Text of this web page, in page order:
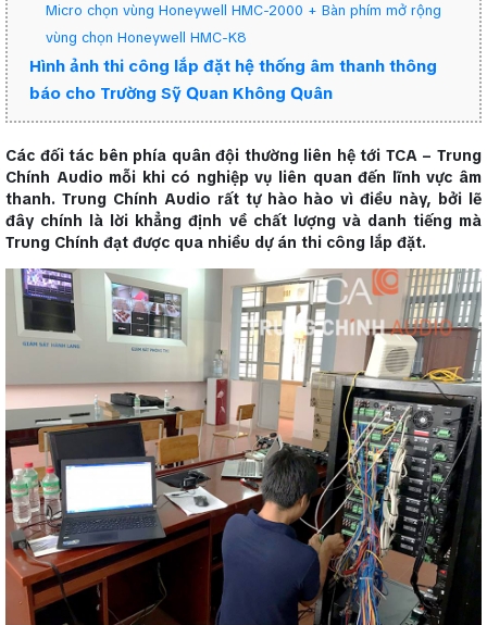
Micro chọn vùng Honeywell HMC-2000 + Bàn phím mở rộng
vùng chọn Honeywell HMC-K8
Hình ảnh thi công lắp đặt hệ thống âm thanh thông
báo cho Trường Sỹ Quan Không Quân
Các đối tác bên phía quân đội thường liên hệ tới TCA – Trung
Chính Audio mỗi khi có nghiệp vụ liên quan đến lĩnh vực âm
thanh. Trung Chính Audio rất tự hào hào vì điều này, bởi lẽ
đây chính là lời khẳng định về chất lượng và danh tiếng mà
Trung Chính đạt được qua nhiều dự án thi công lắp đặt.